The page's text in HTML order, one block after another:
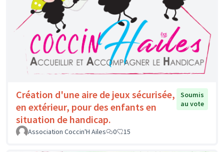
Création d'une aire de jeux sécurisée,
en extérieur, pour des enfants en
situation de handicap.
Soumis
au vote
Association Coccin'H Ailes 0 15